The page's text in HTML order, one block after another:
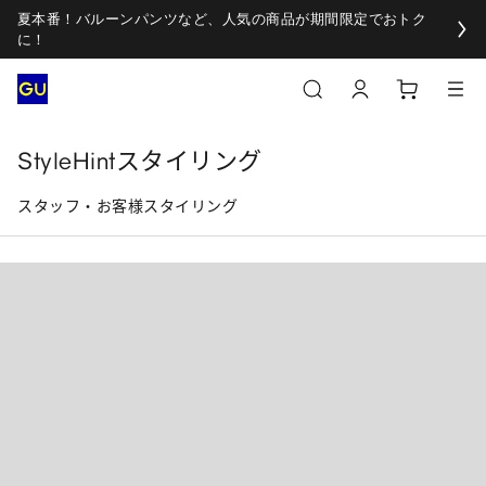
夏本番！バルーンパンツなど、人気の商品が期間限定でおトク
に！
StyleHintスタイリング
スタッフ・お客様スタイリング